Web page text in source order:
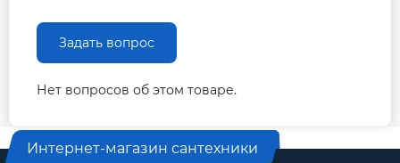
Задать вопрос
Нет вопросов об этом товаре.
Интернет-магазин сантехники